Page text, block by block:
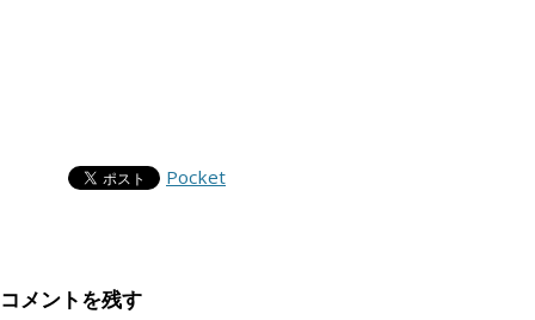
Pocket
コメントを残す